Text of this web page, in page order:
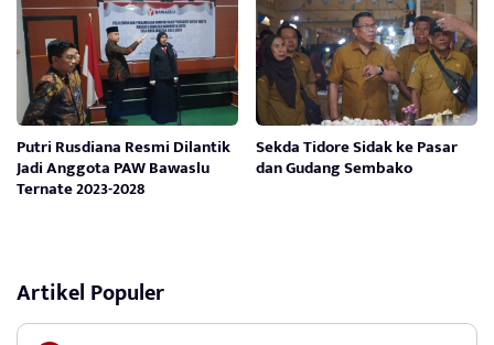
Putri Rusdiana Resmi Dilantik
Jadi Anggota PAW Bawaslu
Ternate 2023-2028
Sekda Tidore Sidak ke Pasar
dan Gudang Sembako
Artikel Populer